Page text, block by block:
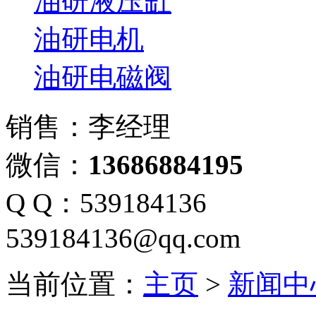
油研电机
油研电磁阀
销售：李经理
微信： 13686884195
Q Q：539184136
539184136@qq.com
当前位置： 主页 > 新闻